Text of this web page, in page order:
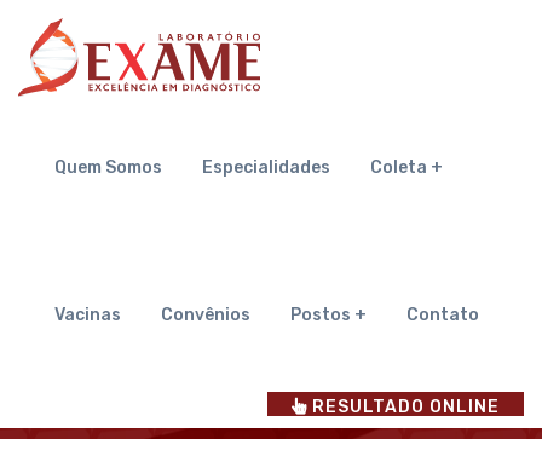
Quem Somos Especialidades Coleta +
Vacinas Convênios Postos + Contato
RESULTADO ONLINE
Quem Somos